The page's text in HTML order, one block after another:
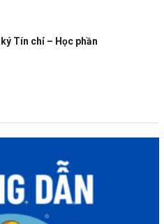
Tín chỉ – Học phần